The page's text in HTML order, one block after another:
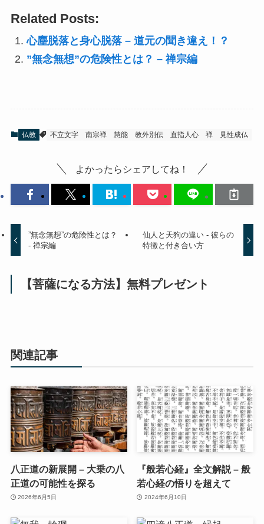
Related Posts:
心塵脱落と身心脱落 – 道元の聞き違え！？
”無念無想”の危険性とは？ – 禅宗編
仏教 不立文字 南宗禅 慧能 教外別伝 直指人心 禅 見性成仏
よかったらシェアしてね！
”無念無想”の危険性とは？
- 禅宗編
仙人と天狗の違い - 彼らの
特徴と付き合い方
【菩薩になる方法】無料プレゼント
関連記事
八正道の新展開 – 大乗の八
正道の可能性を探る
2026年6月5日
『般若心経』全文解説 – 般
若心経の悟りを超えて
2024年6月10日